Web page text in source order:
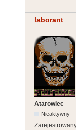
laborant
Atarowiec
Nieaktywny